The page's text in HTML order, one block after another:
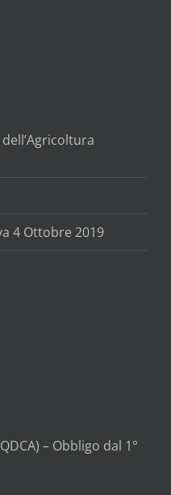
4 Ottobre 2019
– Obbligo dal 1°